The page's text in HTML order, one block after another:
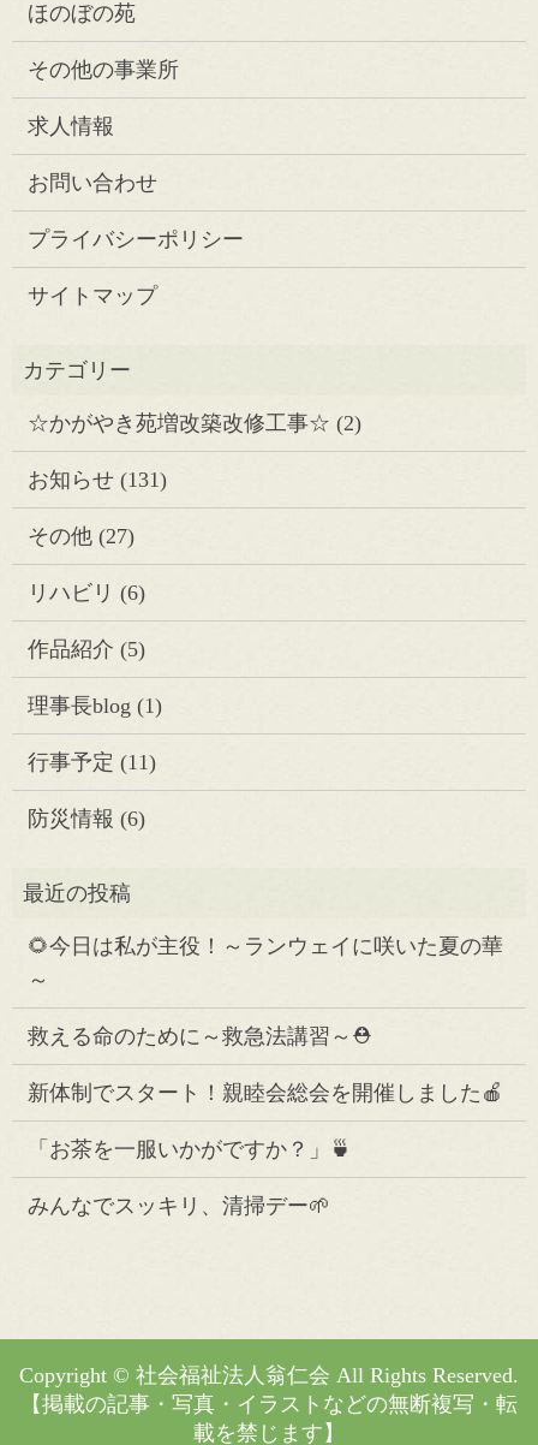
ほのぼの苑
その他の事業所
求人情報
お問い合わせ
プライバシーポリシー
サイトマップ
☆かがやき苑増改築改修工事☆ (2)
お知らせ(131)
その他(27)
リハビリ (6)
作品紹介 (5)
理事長blog (1)
行事予定 (11)
防災情報 (6)
🌻今日は私が主役！～ランウェイに咲いた夏の華
～
救える命のために～救急法講習～⛑️
新体制でスタート！親睦会総会を開催しました🍎
「お茶を一服いかがですか？」🍵
みんなでスッキリ、清掃デー🌱
Copyright © 社会福祉法人翁仁会 All Rights Reserved.
【掲載の記事・写真・イラストなどの無断複写・転
載を禁じます】